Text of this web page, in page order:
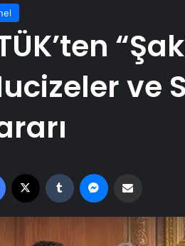
ve
Facebook Tumblr